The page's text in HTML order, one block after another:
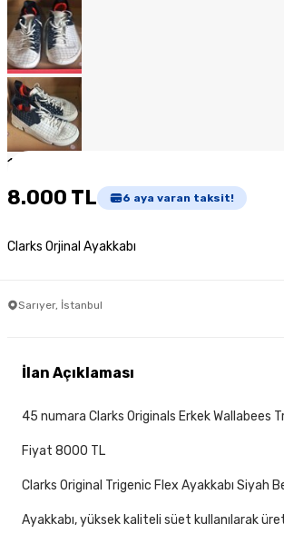
1
8.000 TL 6 aya varan taksit!
Clarks Orjinal Ayakkabı
Sarıyer, İstanbul
İlan Açıklaması
45 numara Clarks Originals Erkek Wallabees
Fiyat 8000 TL
Clarks Original Trigenic Flex Ayakkabı Siyah
Ayakkabı, yüksek kaliteli süet kullanılarak